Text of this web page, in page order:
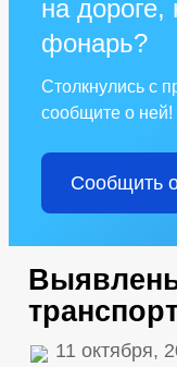
на дороге,
фонарь?
Столкнулись с
сообщите о ней!
Сообщить
11 октября,